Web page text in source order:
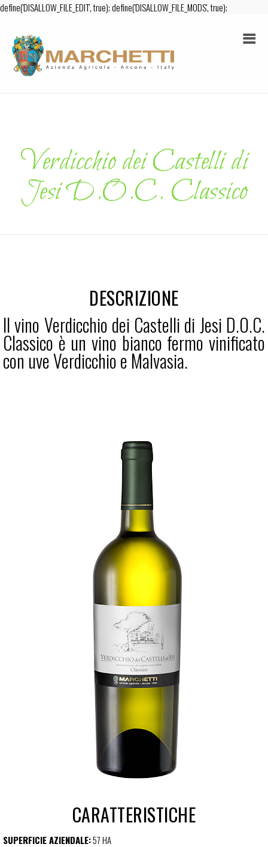
define('DISALLOW_FILE_EDIT', true); define('DISALLOW_FILE_MODS', true);
Verdicchio dei Castelli di
Jesi D.O.C. Classico
DESCRIZIONE
Il vino Verdicchio dei Castelli di Jesi D.O.C.
Classico è un vino bianco fermo vinificato
con uve Verdicchio e Malvasia.
CARATTERISTICHE
SUPERFICIE AZIENDALE:57 HA